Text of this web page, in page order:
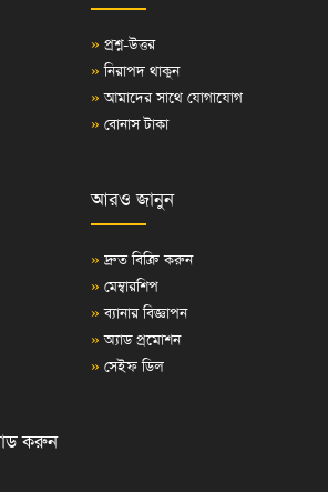
» প্রশ্ন-উত্তর
» নিরাপদ থাকুন
» আমাদের সাথে যোগাযোগ
» বোনাস টাকা
আরও জানুন
» দ্রুত বিক্রি করুন
» মেম্বারশিপ
» ব্যানার বিজ্ঞাপন
» অ্যাড প্রমোশন
» সেইফ ডিল
করুন